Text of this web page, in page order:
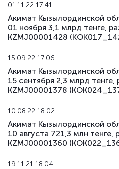
01.11.22 17:41
Акимат Кызылординской
01 ноября 3,1 млрд тенге,
KZMJ00001428
15.09.22 17:06
Акимат Кызылординской
15 сентября 2,3 млрд тенге,
KZMJ00001378
10.08.22 18:02
Акимат Кызылординской
10 августа 721,3 млн тенге,
KZMJ00001360
19.11.21 18:04